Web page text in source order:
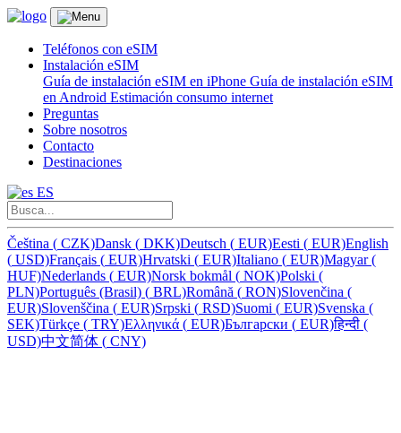
Teléfonos con eSIM
Instalación eSIM
Guía de instalación eSIM en iPhone Guía de instalación eSIM
en Android Estimación consumo internet
Preguntas
Sobre nosotros
Contacto
Destinaciones
ES
Čeština ( CZK)Dansk ( DKK)Deutsch ( EUR)Eesti ( EUR)English
( USD)Français ( EUR)Hrvatski ( EUR)Italiano ( EUR)Magyar(
HUF)Nederlands ( EUR)Norsk bokmål ( NOK)Polski (
PLN)Português (Brasil) ( BRL)Română ( RON)Slovenčina (
EUR)Slovenščina ( EUR)Srpski ( RSD)Suomi ( EUR)Svenska (
SEK)Türkçe ( TRY)Ελληνικά ( EUR)Български ( EUR)हिन्दी (
USD)中文简体 ( CNY)